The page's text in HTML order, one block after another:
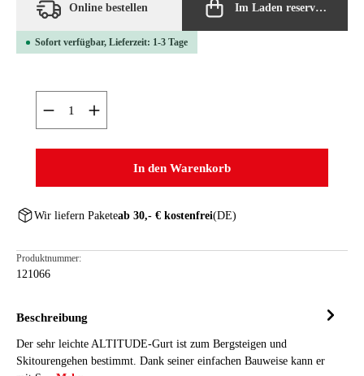
Online bestellen Im Laden reservieren
Sofort verfügbar, Lieferzeit: 1-3 Tage
Produkt Anzahl: Gib den gewünschten Wert ein oder
In den Warenkorb
Wir liefern Paketeab 30,- € kostenfrei(DE)
Produktnummer:
121066
Beschreibung
Der sehr leichte ALTITUDE-Gurt ist zum Bergsteigen und
Skitourengehen bestimmt. Dank seiner einfachen Bauweise kann er